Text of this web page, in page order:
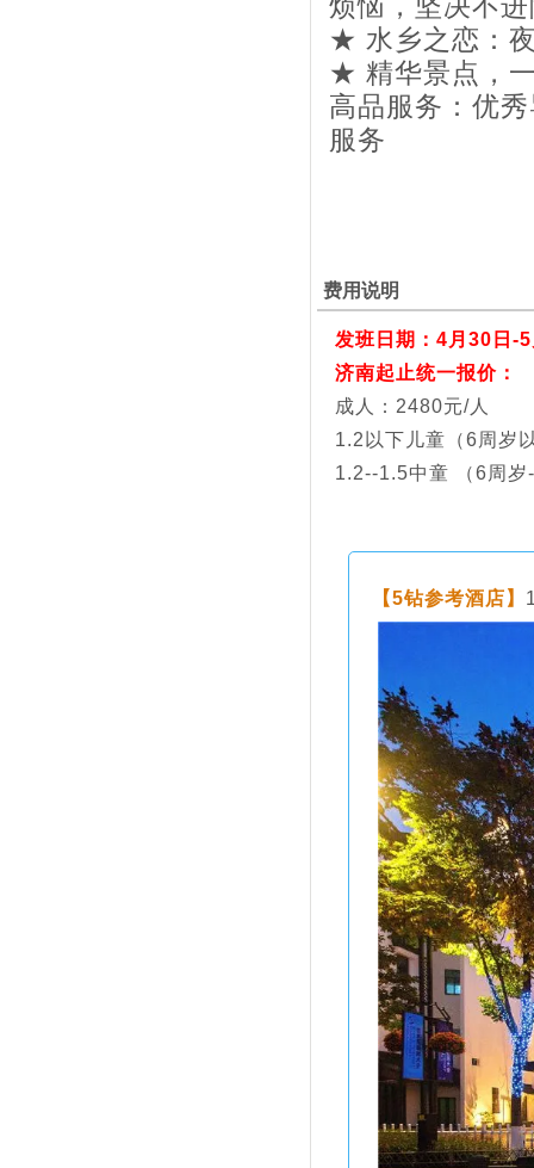
★ 水乡之恋：
★ 精华景点，
高品服务：优
服务
费用说明
发班日期：4月30日-
济南起止统一报价：
成人：2480元/人
1.2以下儿童（6周岁
1.2--1.5中童 （6周
【5钻参考酒店】